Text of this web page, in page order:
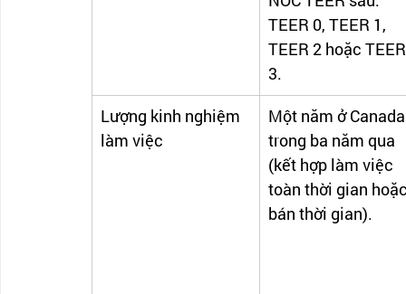
TEER 0, TEER 1,
TEER 2 hoặc
3.
Lượng kinh nghiệm
làm việc
Một năm ở
trong ba năm qua
(kết hợp làm việc
toàn thời gian
bán thời gian).